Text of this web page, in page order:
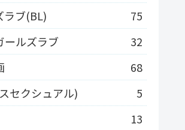
ラブ(BL)
75
ールズラブ
32
68
セクシュアル)
5
13